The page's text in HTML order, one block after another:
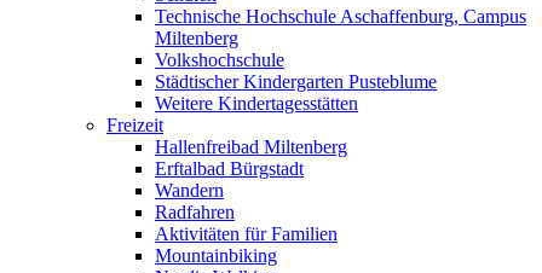
Technische Hochschule Aschaffenburg, Campus
Miltenberg
Volkshochschule
Städtischer Kindergarten Pusteblume
Weitere Kindertagesstätten
Freizeit
Hallenfreibad Miltenberg
Erftalbad Bürgstadt
Wandern
Radfahren
Aktivitäten für Familien
Mountainbiking